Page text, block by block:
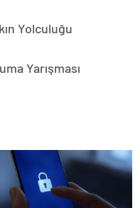
Yolculuğu
Yarışması